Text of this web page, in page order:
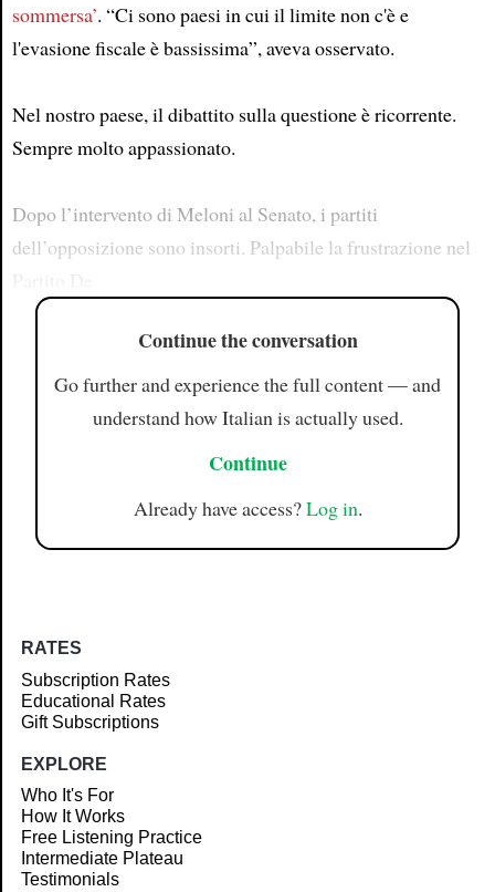
sommersa’. “Ci sono paesi in cui il limite non c'è e
l'evasione fiscale è bassissima”, aveva osservato.
Nel nostro paese, il dibattito sulla questione è ricorrente.
Sempre molto appassionato.
Dopo l’intervento di Meloni al Senato, i partiti
dell’opposizione sono insorti. Palpabile la frustrazione nel
Continue the conversation
Go further and experience the full content — and
understand how Italian is actually used.
Continue
Already have access?Log in.
RATES
Subscription Rates
Educational Rates
Gift Subscriptions
EXPLORE
Who It's For
How It Works
Free Listening Practice
Intermediate Plateau
Testimonials